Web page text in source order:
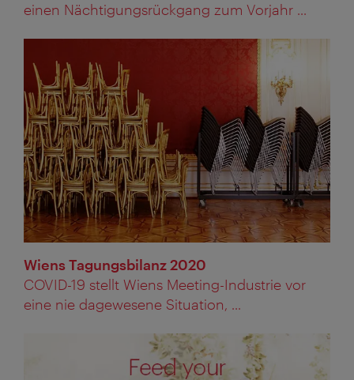
einen Nächtigungsrückgang zum Vorjahr ...
Wiens Tagungsbilanz 2020
COVID-19 stellt Wiens Meeting-Industrie vor
eine nie dagewesene Situation, ...